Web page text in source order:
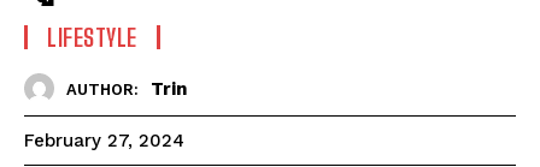
LIFESTYLE
AUTHOR: Trin
February 27, 2024